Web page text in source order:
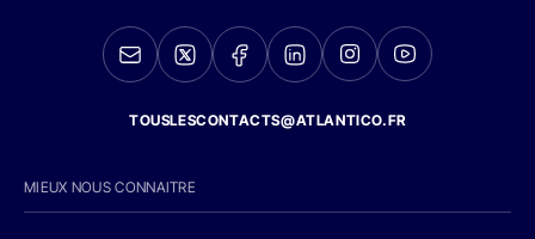
TOUSLESCONTACTS@ATLANTICO.FR
MIEUX NOUS CONNAITRE